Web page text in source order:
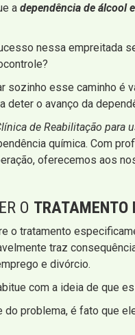
a dependência de álcool
nessa empreitada
sozinho esse caminho é
deter o avanço da
de Reabilitação para
química. Com
oferecemos aos
O TRATAMENTO
o tratamento
traz
e divórcio.
com a ideia de que
do problema, é fato que